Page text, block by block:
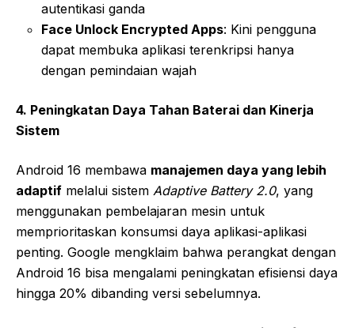
autentikasi ganda
Face Unlock Encrypted Apps: Kini pengguna
dapat membuka aplikasi terenkripsi hanya
dengan pemindaian wajah
4. Peningkatan Daya Tahan Baterai dan Kinerja
Sistem
Android 16 membawa manajemen daya yang lebih
adaptif melalui sistem Adaptive Battery 2.0, yang
menggunakan pembelajaran mesin untuk
memprioritaskan konsumsi daya aplikasi-aplikasi
penting. Google mengklaim bahwa perangkat dengan
Android 16 bisa mengalami peningkatan efisiensi daya
hingga 20% dibanding versi sebelumnya.